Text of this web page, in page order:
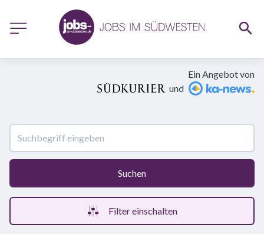
Ein Angebot von
und
Suchen
Filter einschalten